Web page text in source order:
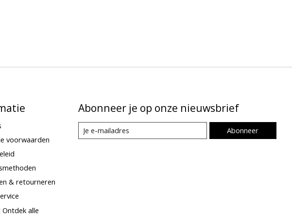
voorwaarden
& retourneren
Ontdek alle
Abonneer je op onze nieuwsbrief
Abonneer